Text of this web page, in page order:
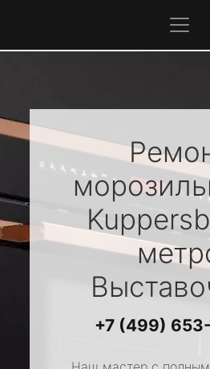
+7 (499)